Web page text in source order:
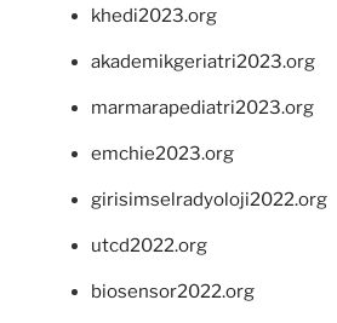
khedi2023.org
akademikgeriatri2023.org
marmarapediatri2023.org
emchie2023.org
girisimselradyoloji2022.org
utcd2022.org
biosensor2022.org